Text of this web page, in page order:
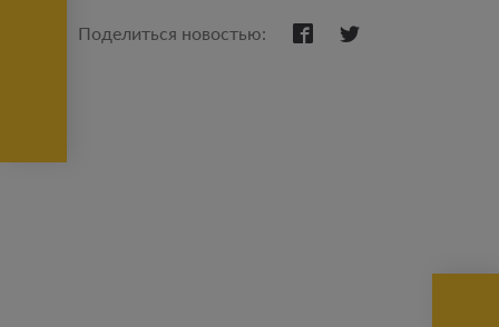
Поделиться новостью: